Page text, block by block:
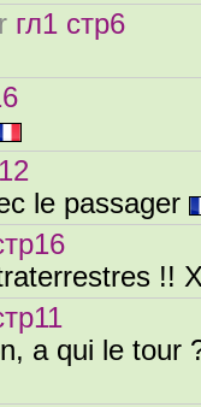
гл1 стр6
le passager
!!
a qui le tour